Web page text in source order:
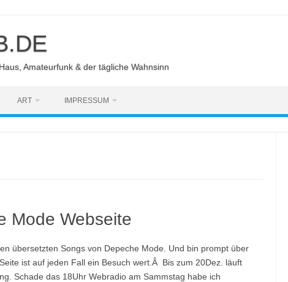
Amateurfunk & der tägliche Wahnsinn
ART IMPRESSUM
Mode Webseite
übersetzten Songs von Depeche Mode. Und bin prompt über
ist auf jeden Fall ein Besuch wert.Â Bis zum 20Dez. läuft
Schade das 18Uhr Webradio am Sammstag habe ich